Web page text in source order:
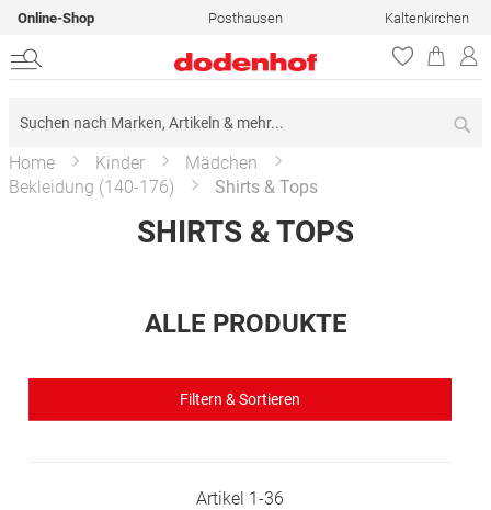
Online-Shop Posthausen Kaltenkirchen
Home Kinder
Mädchen
Bekleidung (140-176)
Shirts & Tops
SHIRTS & TOPS
ALLE PRODUKTE
Filtern & Sortieren
Artikel 1-36